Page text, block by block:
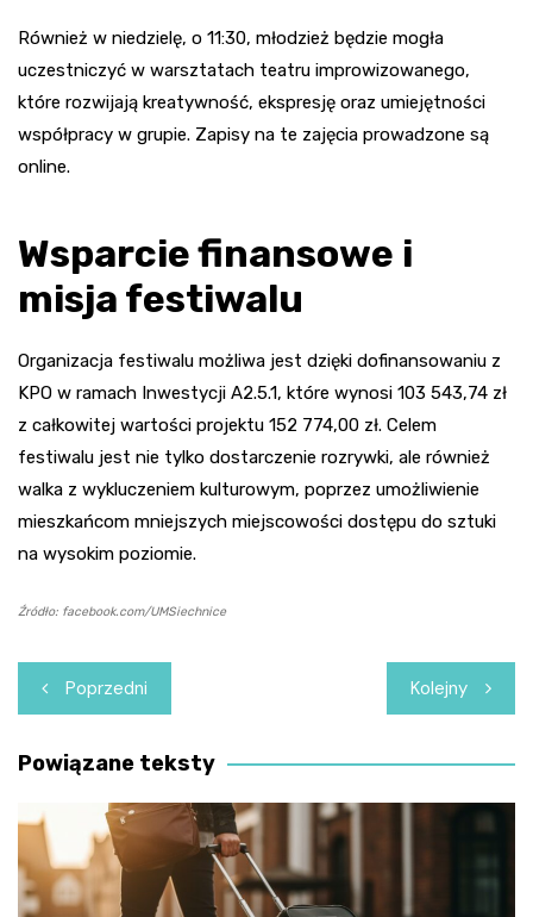
Również w niedzielę, o 11:30, młodzież będzie mogła
uczestniczyć w warsztatach teatru improwizowanego,
które rozwijają kreatywność, ekspresję oraz umiejętności
współpracy w grupie. Zapisy na te zajęcia prowadzone są
online.
Wsparcie finansowe i
misja festiwalu
Organizacja festiwalu możliwa jest dzięki dofinansowaniu z
KPO w ramach Inwestycji A2.5.1, które wynosi 103 543,74 zł
z całkowitej wartości projektu 152 774,00 zł. Celem
festiwalu jest nie tylko dostarczenie rozrywki, ale również
walka z wykluczeniem kulturowym, poprzez umożliwienie
mieszkańcom mniejszych miejscowości dostępu do sztuki
na wysokim poziomie.
Źródło: facebook.com/UMSiechnice
Nawigacja
wpisu
Poprzedni Kolejny
Powiązane teksty